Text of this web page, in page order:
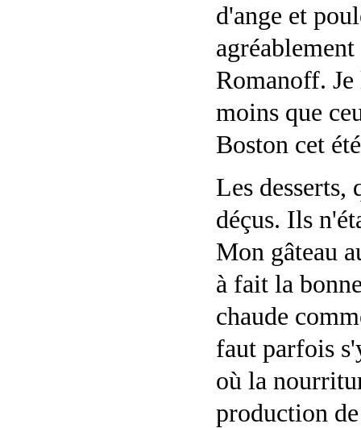
d'ange et
Romanoff. Je
moins que
Boston cet
Les
déçus. Ils
Mon gâteau
à fait la
chaude
faut parfois
où la
production de